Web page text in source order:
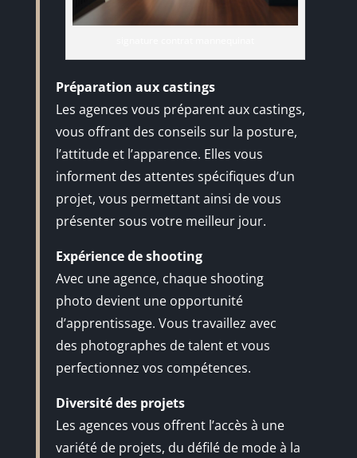
Préparation aux castings
Les agences vous préparent aux castings,
vous offrant des conseils sur la posture,
l’attitude et l’apparence. Elles vous
informent des attentes spécifiques d’un
projet, vous permettant ainsi de vous
présenter sous votre meilleur jour.
Expérience de shooting
Avec une agence, chaque shooting
photo devient une opportunité
d’apprentissage. Vous travaillez avec
des photographes de talent et vous
perfectionnez vos compétences.
Diversité des projets
Les agences vous offrent l’accès à une
variété de projets, du défilé de mode à la